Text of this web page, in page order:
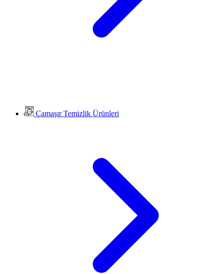
Çamaşır Temizlik Ürünleri